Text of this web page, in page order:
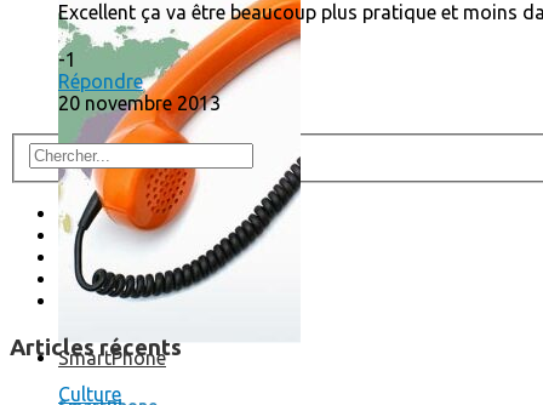
SmartPhone
Excellent ça va être beaucoup plus pratique et moins
-1
Répondre
20 novembre 2013
Articles récents
Culture